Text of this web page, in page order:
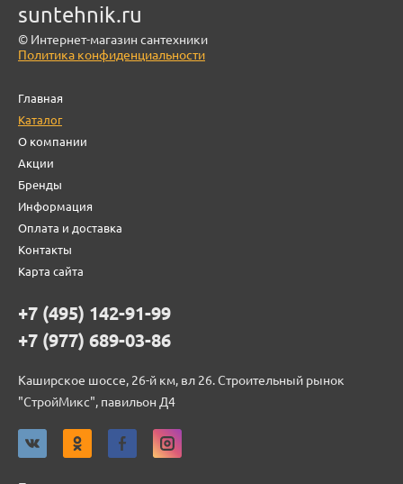
suntehnik.ru
© Интернет-магазин сантехники
Политика конфиденциальности
Главная
Каталог
О компании
Акции
Бренды
Информация
Оплата и доставка
Контакты
Карта сайта
+7 (495) 142-91-99
+7 (977) 689-03-86
Каширское шоссе, 26-й км, вл 26. Строительный рынок
"СтройМикс", павильон Д4